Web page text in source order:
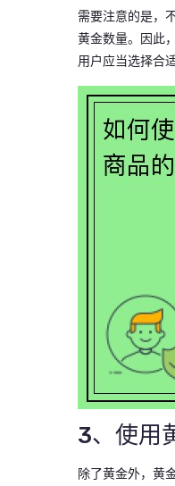
需要注意的是，
黄金数量。因此
用户应当选择合
3、使用
除了黄金外，黄